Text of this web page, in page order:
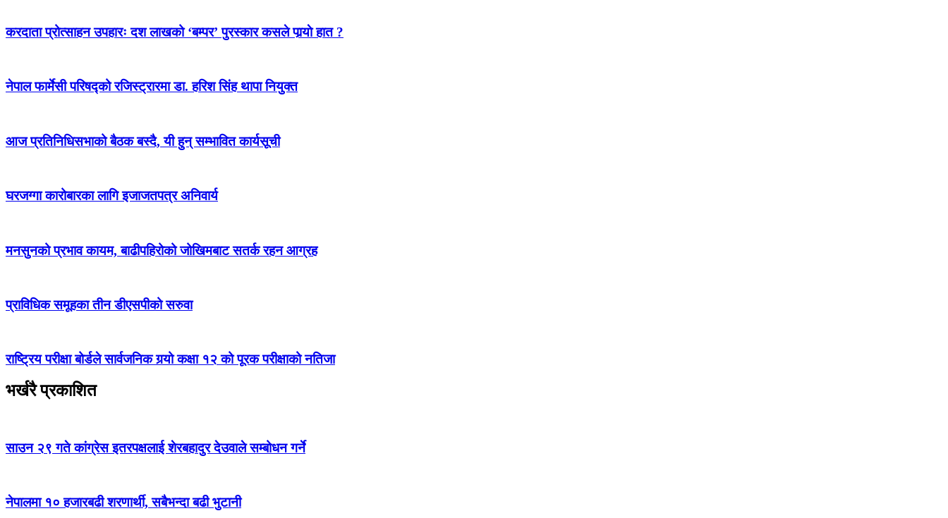
करदाता प्रोत्साहन उपहारः दश लाखको ‘बम्पर’ पुरस्कार कसले पार्‍याे हात ?
नेपाल फार्मेसी परिषद्को रजिस्ट्रारमा डा. हरिश सिंह थापा नियुक्त
आज प्रतिनिधिसभाको बैठक बस्दै, यी हुन् सम्भावित कार्यसूची
घरजग्गा कारोबारका लागि इजाजतपत्र अनिवार्य
मनसुनको प्रभाव कायम, बाढीपहिरोको जोखिमबाट सतर्क रहन आग्रह
प्राविधिक समूहका तीन डीएसपीको सरुवा
राष्ट्रिय परीक्षा बोर्डले सार्वजनिक गर्‍यो कक्षा १२ को पूरक परीक्षाको नतिजा
भर्खरै प्रकाशित
साउन २९ गते कांग्रेस इतरपक्षलाई शेरबहादुर देउवाले सम्बोधन गर्ने
नेपालमा १० हजारबढी शरणार्थी, सबैभन्दा बढी भुटानी